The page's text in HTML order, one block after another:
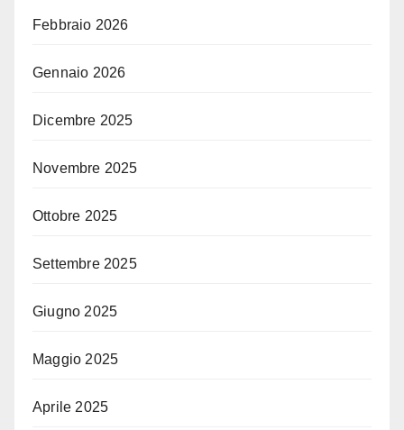
Febbraio 2026
Gennaio 2026
Dicembre 2025
Novembre 2025
Ottobre 2025
Settembre 2025
Giugno 2025
Maggio 2025
Aprile 2025